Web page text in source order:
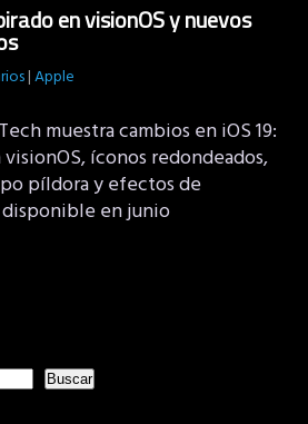
en visionOS y nuevos
|Apple
muestra cambios en iOS 19:
íconos redondeados,
píldora y efectos de
en junio
Buscar